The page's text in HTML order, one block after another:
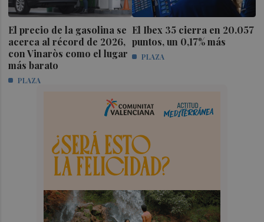
El precio de la gasolina se
acerca al récord de 2026,
con Vinaròs como el lugar
más barato
PLAZA
El Ibex 35 cierra en 20.057
puntos, un 0,17% más
PLAZA